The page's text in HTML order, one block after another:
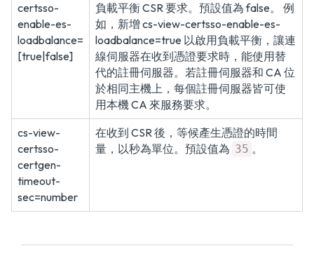
certsso-
enable-es-
loadbalance=
[true|false]
負載平衡 CSR 要求。預設值為 false。 例
如，新增 cs-view-certsso-enable-es-
loadbalance=true 以啟用負載平衡，讓連
線伺服器在收到憑證要求時，能使用替
代的註冊伺服器。若註冊伺服器和 CA 位
於相同主機上，每個註冊伺服器皆可使
用本機 CA 來服務要求。
cs-view-
certsso-
certgen-
timeout-
sec=number
在收到 CSR 後，等候產生憑證的時間
量，以秒為單位。預設值為 35 。